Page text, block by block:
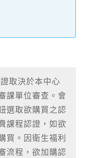
取決於本中心
課單位審查。會
選取欲購買之認
課程認證，如欲
買。因衛生福利
流程，欲加購認